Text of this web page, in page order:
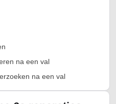
na een val
na een val